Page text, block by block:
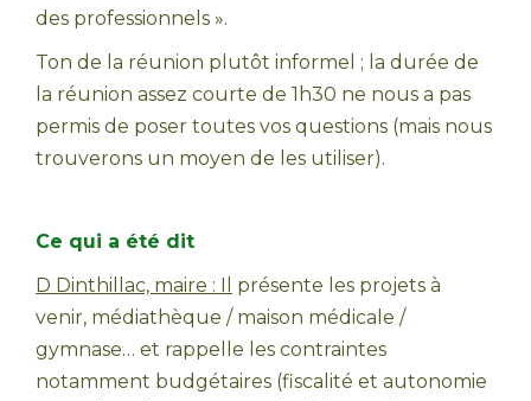
des professionnels ».
Ton de la réunion plutôt informel ; la durée de
la réunion assez courte de 1h30 ne nous a pas
permis de poser toutes vos questions (mais nous
trouverons un moyen de les utiliser).
Ce qui a été dit
D Dinthillac, maire :
présente les projets à
venir, médiathèque / maison médicale /
gymnase… et rappelle les contraintes
notamment budgétaires (fiscalité et autonomie